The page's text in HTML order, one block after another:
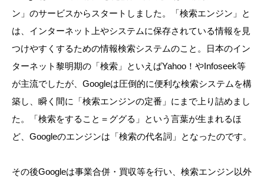
ン」のサービスからスタートしました。「検索エンジン」と
は、インターネット上やシステムに保存されている情報を見
つけやすくするための情報検索システムのこと。日本のイン
ターネット黎明期の「検索」といえばYahoo！やInfoseek等
が主流でしたが、Googleは圧倒的に便利な検索システムを構
築し、瞬く間に「検索エンジンの定番」にまで上り詰めまし
た。「検索をすること＝ググる」という言葉が生まれるほ
ど、Googleのエンジンは「検索の代名詞」となったのです。
その後Googleは事業合併・買収等を行い、検索エンジン以外